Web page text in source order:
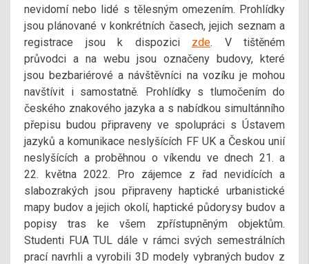
nevidomí nebo lidé s tělesným omezením. Prohlídky
jsou plánované v konkrétních časech, jejich seznam a
registrace jsou k dispozici zde. V tištěném
průvodci a na webu jsou označeny budovy, které
jsou bezbariérové a návštěvníci na vozíku je mohou
navštívit i samostatně. Prohlídky s tlumočením do
českého znakového jazyka a s nabídkou simultánního
přepisu budou připraveny ve spolupráci s Ústavem
jazyků a komunikace neslyšících FF UK a Českou unií
neslyšících a proběhnou o víkendu ve dnech 21. a
22. května 2022. Pro zájemce z řad nevidících a
slabozrakých jsou připraveny haptické urbanistické
mapy budov a jejich okolí, haptické půdorysy budov a
popisy tras ke všem zpřístupněným objektům.
Studenti FUA TUL dále v rámci svých semestrálních
prací navrhli a vyrobili 3D modely vybraných budov z